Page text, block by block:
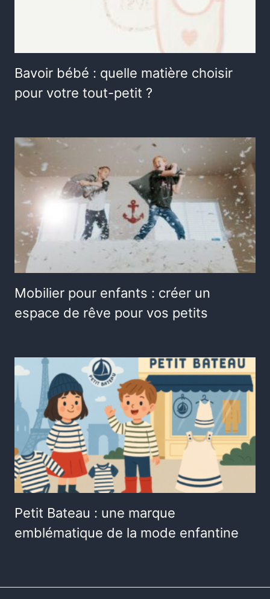
Bavoir bébé : quelle matière choisir
pour votre tout-petit ?
Mobilier pour enfants : créer un
espace de rêve pour vos petits
Petit Bateau : une marque
emblématique de la mode enfantine